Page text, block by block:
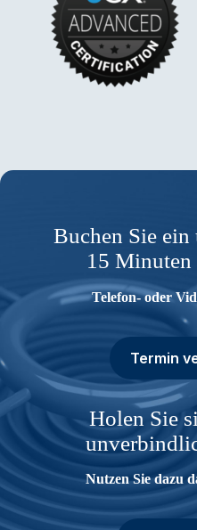
Buchen Sie
15 Minuten
Telefon- oder
Termin
Holen Sie
Nutzen Sie dazu